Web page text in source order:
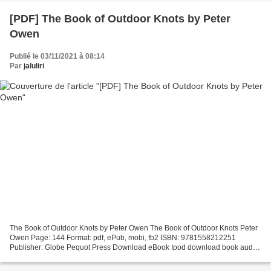
[PDF] The Book of Outdoor Knots by Peter
Owen
Publié le 03/11/2021 à 08:14
Par jaluliri
The Book of Outdoor Knots by Peter Owen The Book of Outdoor Knots Peter
Owen Page: 144 Format: pdf, ePub, mobi, fb2 ISBN: 9781558212251
Publisher: Globe Pequot Press Download eBook Ipod download book audio